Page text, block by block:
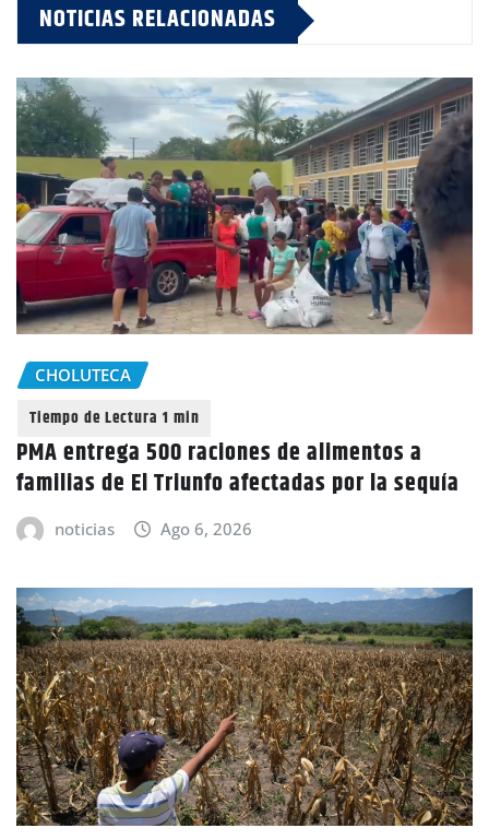
NOTICIAS RELACIONADAS
CHOLUTECA
PMA entrega 500 raciones de alimentos a
familias de El Triunfo afectadas por la sequía
noticias Ago 6, 2026